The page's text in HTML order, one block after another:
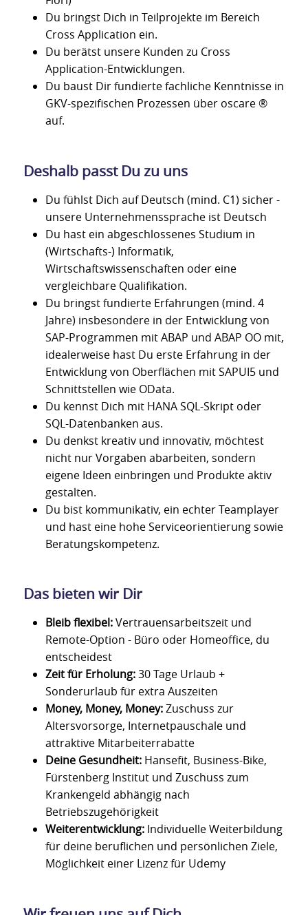
Du bringst Dich in Teilprojekte im Bereich
Cross Application ein.
Du berätst unsere Kunden zu Cross
Application-Entwicklungen.
Du baust Dir fundierte fachliche Kenntnisse in
GKV-spezifischen Prozessen über oscare ®
auf.
Deshalb passt Du zu uns
Du fühlst Dich auf Deutsch (mind. C1) sicher -
unsere Unternehmenssprache ist Deutsch
Du hast ein abgeschlossenes Studium in
(Wirtschafts-) Informatik,
Wirtschaftswissenschaften oder eine
vergleichbare Qualifikation.
Du bringst fundierte Erfahrungen (mind. 4
Jahre) insbesondere in der Entwicklung von
SAP-Programmen mit ABAP und ABAP OO mit,
idealerweise hast Du erste Erfahrung in der
Entwicklung von Oberflächen mit SAPUI5 und
Schnittstellen wie OData.
Du kennst Dich mit HANA SQL-Skript oder
SQL-Datenbanken aus.
Du denkst kreativ und innovativ, möchtest
nicht nur Vorgaben abarbeiten, sondern
eigene Ideen einbringen und Produkte aktiv
gestalten.
Du bist kommunikativ, ein echter Teamplayer
und hast eine hohe Serviceorientierung sowie
Beratungskompetenz.
Das bieten wir Dir
Bleib flexibel:Vertrauensarbeitszeit und
Remote-Option - Büro oder Homeoffice, du
entscheidest
Zeit für Erholung:30 Tage Urlaub +
Sonderurlaub für extra Auszeiten
Money, Money, Money:Zuschuss zur
Altersvorsorge, Internetpauschale und
attraktive Mitarbeiterrabatte
Deine Gesundheit: Hansefit, Business-Bike,
Fürstenberg Institut und Zuschuss zum
Krankengeld abhängig nach
Betriebszugehörigkeit
Weiterentwicklung: Individuelle Weiterbildung
für deine beruflichen und persönlichen Ziele,
Möglichkeit einer Lizenz für Udemy